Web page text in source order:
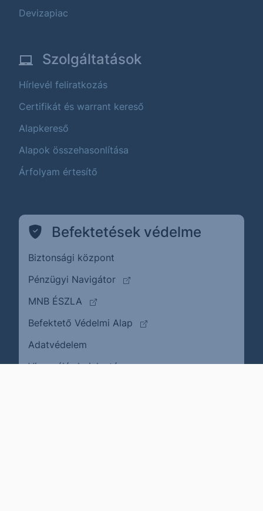
Devizapiac
Szolgáltatások
Hírlevél feliratkozás
Certifikát és warrant kereső
Alapkereső
Alapok összehasonlítása
Árfolyam értesítő
Befektetések védelme
Biztonsági központ
Pénzügyi Navigátor
(külső oldalra ugrik)
MNB ÉSZLA
(külső oldalra ugrik)
Befektető Védelmi Alap
(külső oldalra ugrik)
Adatvédelem
Visszaélés bejelentése(külső oldalra ugrik)